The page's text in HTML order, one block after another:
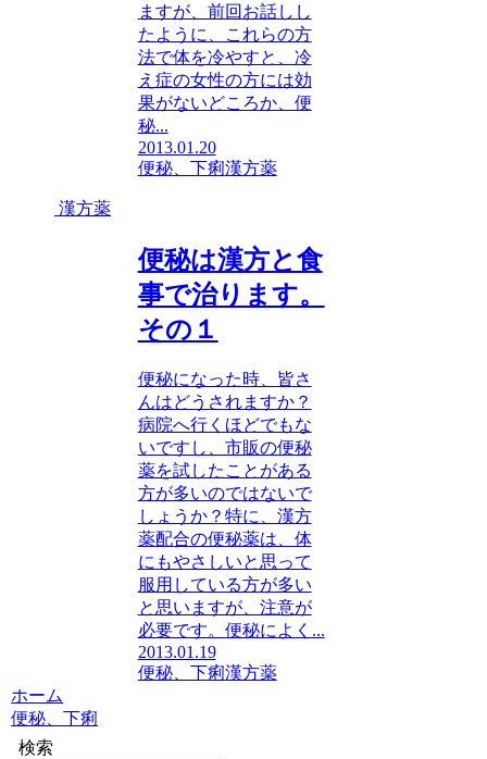
ますが、前回お話しし
たように、これらの方
法で体を冷やすと、冷
え症の女性の方には効
果がないどころか、便
秘...
2013.01.20
便秘、下痢漢方薬
漢方薬
便秘は漢方と食
事で治ります。
その１
便秘になった時、皆さ
んはどうされますか？
病院へ行くほどでもな
いですし、市販の便秘
薬を試したことがある
方が多いのではないで
しょうか？特に、漢方
薬配合の便秘薬は、体
にもやさしいと思って
服用している方が多い
と思いますが、注意が
必要です。便秘によく...
2013.01.19
便秘、下痢漢方薬
ホーム
便秘、下痢
検索